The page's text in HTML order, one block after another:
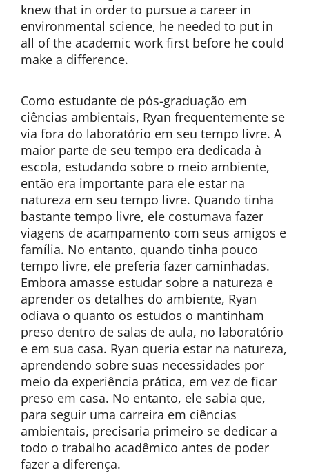
knew that in order to pursue a career in
environmental science, he needed to put in
all of the academic work first before he could
make a difference.
Como estudante de pós-graduação em
ciências ambientais, Ryan frequentemente se
via fora do laboratório em seu tempo livre. A
maior parte de seu tempo era dedicada à
escola, estudando sobre o meio ambiente,
então era importante para ele estar na
natureza em seu tempo livre. Quando tinha
bastante tempo livre, ele costumava fazer
viagens de acampamento com seus amigos e
família. No entanto, quando tinha pouco
tempo livre, ele preferia fazer caminhadas.
Embora amasse estudar sobre a natureza e
aprender os detalhes do ambiente, Ryan
odiava o quanto os estudos o mantinham
preso dentro de salas de aula, no laboratório
e em sua casa. Ryan queria estar na natureza,
aprendendo sobre suas necessidades por
meio da experiência prática, em vez de ficar
preso em casa. No entanto, ele sabia que,
para seguir uma carreira em ciências
ambientais, precisaria primeiro se dedicar a
todo o trabalho acadêmico antes de poder
fazer a diferença.